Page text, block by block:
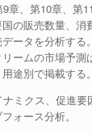
章、第10章、第
の販売数量、消
ータを分析する
ームの市場予
途別で掲載する。
ミクス、促進
ォース分析。